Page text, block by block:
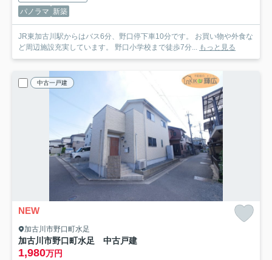
パノラマ 新築
JR東加古川駅からはバス6分、野口停下車10分です。 お買い物や外食な
ど周辺施設充実しています。 野口小学校まで徒歩7分... もっと見る
中古一戸建
NEW
加古川市野口町水足
加古川市野口町水足 中古戸建
1,980万円